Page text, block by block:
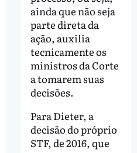
ainda que não seja
parte direta da
ação, auxilia
tecnicamente os
ministros da Corte
a tomarem suas
decisões.
Para Dieter, a
decisão do próprio
STF, de 2016, que